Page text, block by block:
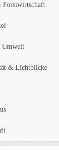
Forstwirtschaft
Umwelt
& Lichtblicke